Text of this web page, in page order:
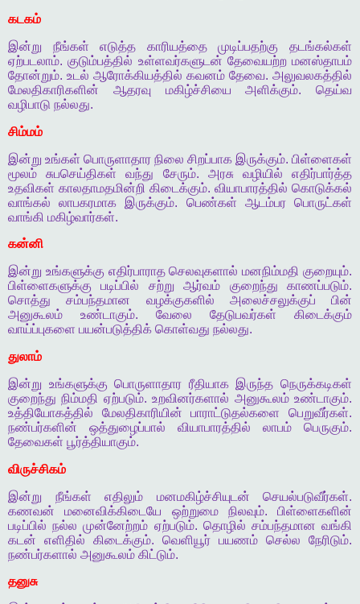
கடகம்
இன்று
நீங்கள் எடுத்த காரியத்தை முடிப்பதற்கு
தடங்கல்கள்
ஏற்படலாம்.குடும்பத்தில் உள்ளவர்களுடன் தேவையற்ற மனஸ்தாபம்
தோன்றும். உடல் ஆரோக்கியத்தில் கவனம் தேவை. அலுவலகத்தில்
மேலதிகாரிகளின்
ஆதரவு மகிழ்ச்சியை அளிக்கும். தெய்வ
வழிபாடு நல்லது.
சிம்மம்
இன்று உங்கள் பொருளாதார நிலை சிறப்பாக இருக்கும். பிள்ளைகள்
மூலம்
சுபசெய்திகள் வந்து சேரும். அரசு வழியில்
எதிர்பார்த்த
உதவிகள் காலதாமதமின்றி கிடைக்கும். வியாபாரத்தில் கொடுக்கல்
வாங்கல்
லாபகரமாக இருக்கும். பெண்கள் ஆடம்பர
பொருட்கள்
வாங்கி மகிழ்வார்கள்.
கன்னி
இன்று உங்களுக்கு எதிர்பாராத செலவுகளால் மனநிம்மதி குறையும்.
பிள்ளைகளுக்கு
படிப்பில் சற்று ஆர்வம் குறைந்து காணப்படும்.
சொத்து
சம்பந்தமான வழக்குகளில் அலைச்சலுக்குப்
பின்
அனுகூலம்
உண்டாகும். வேலை தேடுபவர்கள்
கிடைக்கும்
வாய்ப்புகளை பயன்படுத்திக் கொள்வது நல்லது.
துலாம்
இன்று உங்களுக்கு பொருளாதார ரீதியாக இருந்த நெருக்கடிகள்
குறைந்து நிம்மதி ஏற்படும்.உறவினர்களால் அனுகூலம் உண்டாகும்.
உத்தியோகத்தில்
மேலதிகாரியின் பாராட்டுதல்களை பெறுவீர்கள்.
நண்பர்களின்
ஒத்துழைப்பால் வியாபாரத்தில் லாபம் பெருகும்.
தேவைகள் பூர்த்தியாகும்.
விருச்சிகம்
இன்று
நீங்கள் எதிலும் மனமகிழ்ச்சியுடன் செயல்படுவீர்கள்.
கணவன்
மனைவிக்கிடையே ஒற்றுமை நிலவும். பிள்ளைகளின்
படிப்பில் நல்ல முன்னேற்றம் ஏற்படும். தொழில் சம்பந்தமான வங்கி
கடன்
எளிதில் கிடைக்கும். வெளியூர் பயணம் செல்ல நேரிடும்.
நண்பர்களால் அனுகூலம் கிட்டும்.
தனுசு